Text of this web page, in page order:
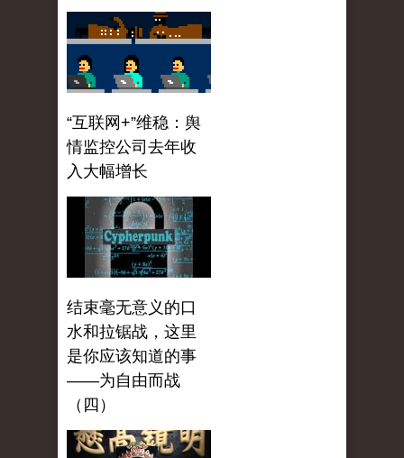
“互联网+”维稳：舆
情监控公司去年收
入大幅增长
结束毫无意义的口
水和拉锯战，这里
是你应该知道的事
——为自由而战
（四）